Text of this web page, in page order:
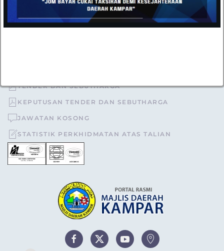
Kampar, Jalan Iskandar, 31900 Kampar, Perak
05-4671020 / 05-4671030
05-4671040
TENDER DAN SEBUTHARGA
KEPUTUSAN TENDER DAN SEBUTHARGA
JAWATAN KOSONG
STATISTIK PERKHIDMATAN ATAS TALIAN